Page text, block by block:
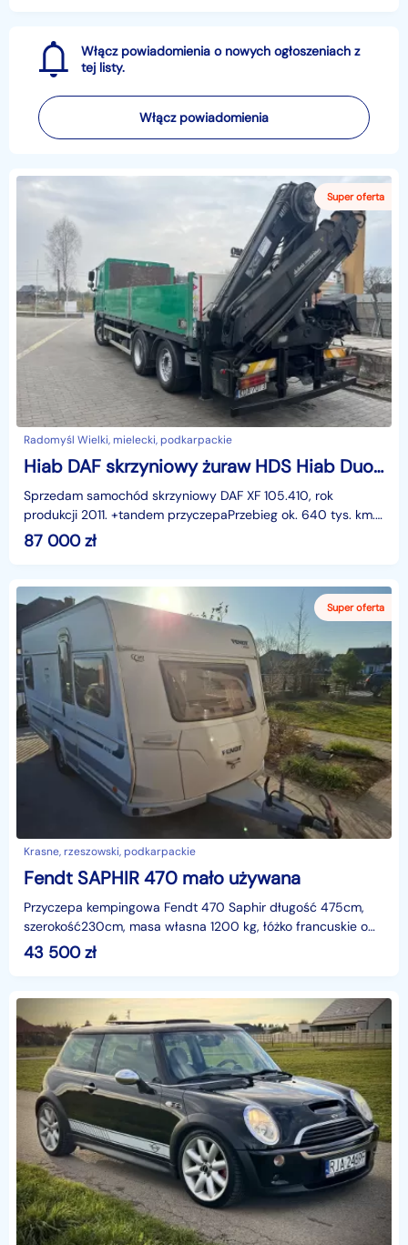
Włącz powiadomienia o nowych ogłoszeniach z
tej listy.
Włącz powiadomienia
Radomyśl Wielki, mielecki, podkarpackie
Hiab DAF skrzyniowy żuraw HDS Hiab Duo 166 b.mocny z dozorem
Sprzedam samochód skrzyniowy DAF XF 105.410, rok
produkcji 2011. +tandem przyczepaPrzebieg ok. 640 tys. km.
Posiada aktualny dozór UDT ważny do grudnia 2026, pr
87 000zł
Krasne, rzeszowski, podkarpackie
Fendt SAPHIR 470 mało używana
Przyczepa kempingowa Fendt 470 Saphir długość 475cm,
szerokość230cm, masa własna 1200 kg, łóżko francuskie o
wymiarach 140 x 200cm z siłownikiem podnoszącym ram
43 500zł